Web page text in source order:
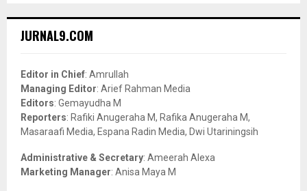
h
o
r
:
JURNAL9.COM
Editor in Chief: Amrullah
Managing Editor: Arief Rahman Media
Editors: Gemayudha M
Reporters: Rafiki Anugeraha M, Rafika Anugeraha M,
Masaraafi Media, Espana Radin Media, Dwi Utariningsih
Administrative & Secretary: Ameerah Alexa
Marketing Manager: Anisa Maya M